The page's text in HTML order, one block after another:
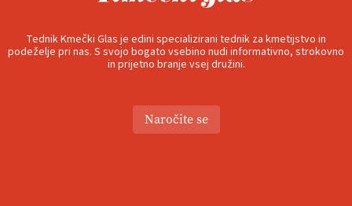
Tednik Kmečki Glas je edini specializirani tednik za kmetijstvo in
podeželje pri nas. S svojo bogato vsebino nudi informativno, strokovno
in prijetno branje vsej družini.
Naročite se